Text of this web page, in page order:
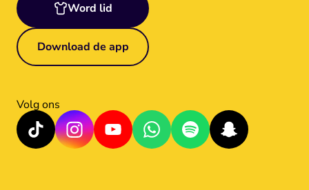
Word lid
Download de app
Volg ons